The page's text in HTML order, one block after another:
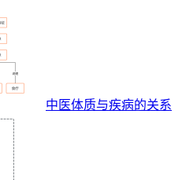
中医体质与疾病的关系